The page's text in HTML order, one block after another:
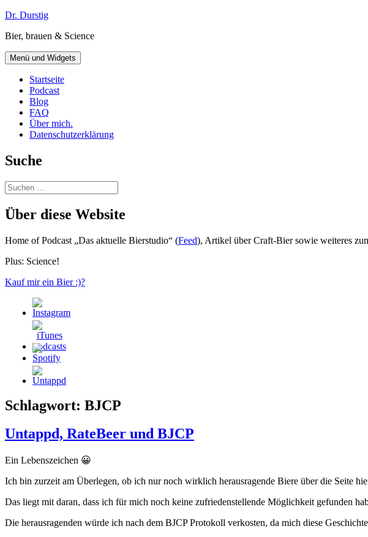
Zum
springen
Dr. Durstig
Bier, brauen & Science
Menü und Widgets
Startseite
Podcast
Blog
FAQ
Über mich.
Datenschutzerklärung
Suche
Suchen
nach:
Über diese Website
Home of Podcast „Das aktuelle Bierstudio“ (Feed), Artikel über Craft-Bier sowie weiteres
Plus: Science!
Kauf mir ein Bier :)?
Schlagwort: BJCP
Untappd, RateBeer und BJCP
Ein Lebenszeichen 😀
Ich bin zurzeit am Überlegen, ob ich nur noch wirklich herausragende Biere über die Seite
Das liegt mit daran, dass ich für mich noch keine zufriedenstellende Möglichkeit gefunden
Die herausragenden würde ich nach dem BJCP Protokoll verkosten, da mich diese